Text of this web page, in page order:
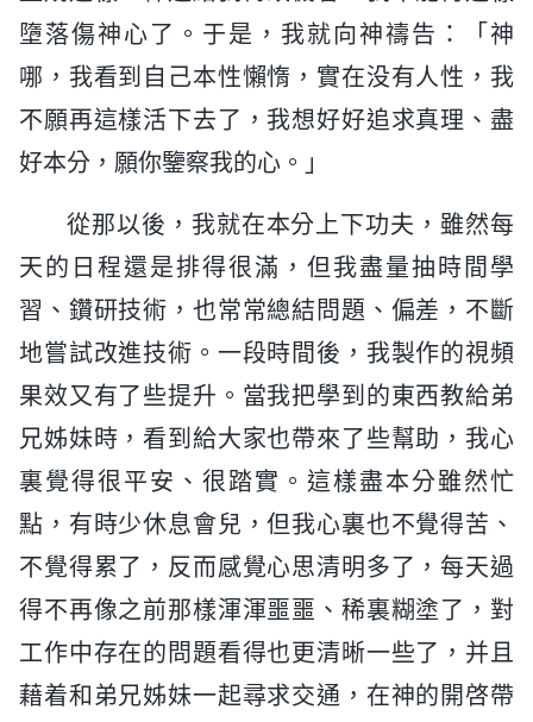
墮落傷神心了。于是，我就向神禱告：「神
哪，我看到自己本性懶惰，實在没有人性，我
不願再這樣活下去了，我想好好追求真理、盡
好本分，願你鑒察我的心。」
從那以後，我就在本分上下功夫，雖然每
天的日程還是排得很滿，但我盡量抽時間學
習、鑽研技術，也常常總結問題、偏差，不斷
地嘗試改進技術。一段時間後，我製作的視頻
果效又有了些提升。當我把學到的東西教給弟
兄姊妹時，看到給大家也帶來了些幫助，我心
裏覺得很平安、很踏實。這樣盡本分雖然忙
點，有時少休息會兒，但我心裏也不覺得苦、
不覺得累了，反而感覺心思清明多了，每天過
得不再像之前那樣渾渾噩噩、稀裏糊塗了，對
工作中存在的問題看得也更清晰一些了，并且
藉着和弟兄姊妹一起尋求交通，在神的開啓帶